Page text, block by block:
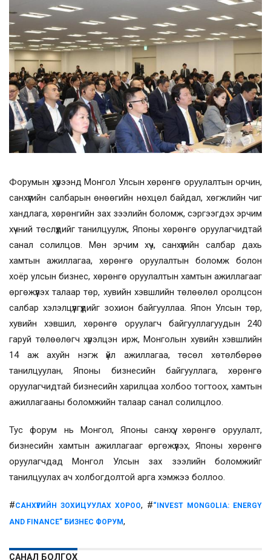
Форумын хүрээнд Монгол Улсын хөрөнгө оруулалтын орчин,
санхүүгийн салбарын өнөөгийн нөхцөл байдал, хөгжлийн чиг
хандлага, хөрөнгийн зах зээлийн боломж, сэргээгдэх эрчим
хүчний төслүүдийг танилцуулж, Японы хөрөнгө оруулагчидтай
санал солилцов. Мөн эрчим хүч, санхүүгийн салбар дахь
хамтын ажиллагаа, хөрөнгө оруулалтын боломж болон
хоёр улсын бизнес, хөрөнгө оруулалтын хамтын ажиллагааг
өргөжүүлэх талаар төр, хувийн хэвшлийн төлөөлөл оролцсон
салбар хэлэлцүүлгүүдийг зохион байгууллаа. Япон Улсын төр,
хувийн хэвшил, хөрөнгө оруулагч байгууллагуудын 240
гаруй төлөөлөгч хүрэлцэн ирж, Монголын хувийн хэвшлийн
14 аж ахуйн нэгж үйл ажиллагаа, төсөл хөтөлбөрөө
танилцуулан, Японы бизнесийн байгууллага, хөрөнгө
оруулагчидтай бизнесийн харилцаа холбоо тогтоох, хамтын
ажиллагааны боломжийн талаар санал солилцлоо.
Тус форум нь Монгол, Японы санхүү, хөрөнгө оруулалт,
бизнесийн хамтын ажиллагааг өргөжүүлэх, Японы хөрөнгө
оруулагчдад Монгол Улсын зах зээлийн боломжийг
танилцуулах ач холбогдолтой арга хэмжээ боллоо.
#САНХҮҮГИЙН ЗОХИЦУУЛАХ ХОРОО, #“INVEST MONGOLIA: ENERGY
AND FINANCE” БИЗНЕС ФОРУМ,
САНАЛ БОЛГОХ